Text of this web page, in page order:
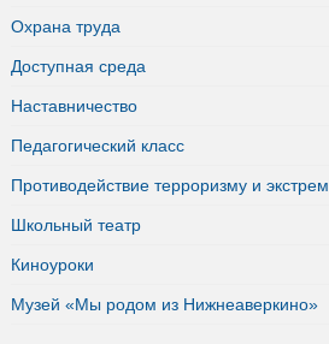
Охрана труда
Доступная среда
Наставничество
Педагогический класс
Противодействие терроризму и
Школьный театр
Киноуроки
Музей «Мы родом из Нижнеаверкино»